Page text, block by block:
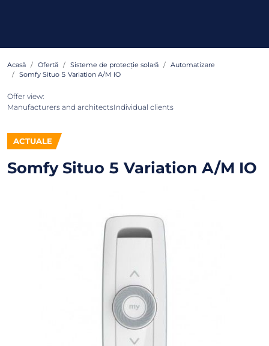
Acasă Ofertă Sisteme de protecție solară
Automatizare
Somfy Situo 5 Variation A/M IO
Offer view:
Manufacturers and architectsIndividual clients
ACTUALE
Somfy Situo 5 Variation A/M IO